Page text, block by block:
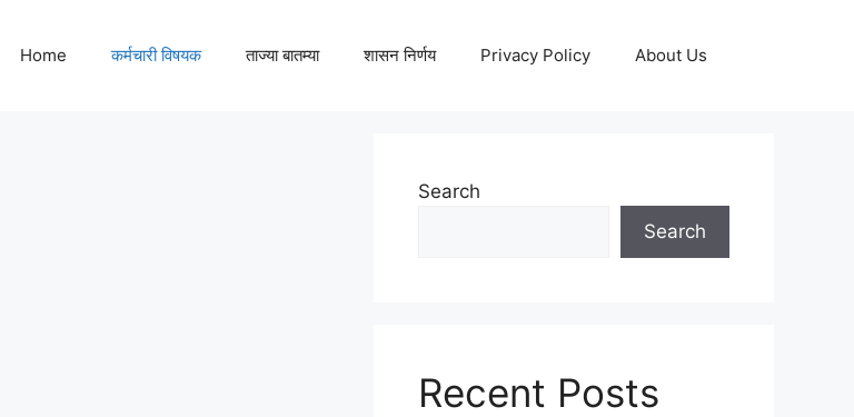
Home कर्मचारी विषयक ताज्या बातम्या शासन निर्णय Privacy Policy About Us
Search
Search
Recent Posts